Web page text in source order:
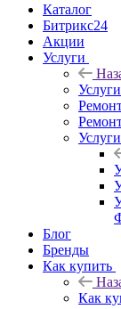
Каталог
Битрикс24
Акции
Услуги
Услуги
Блог
Бренды
Как купить
Как